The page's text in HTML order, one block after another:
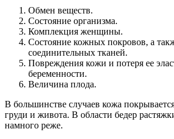
Обмен веществ.
Состояние организма.
Комплекция женщины.
Состояние кожных покровов, а
соединительных тканей.
Повреждения кожи и потеря ее
беременности.
Величина плода.
В большинстве случаев кожа
груди и живота. В области бедер
намного реже.